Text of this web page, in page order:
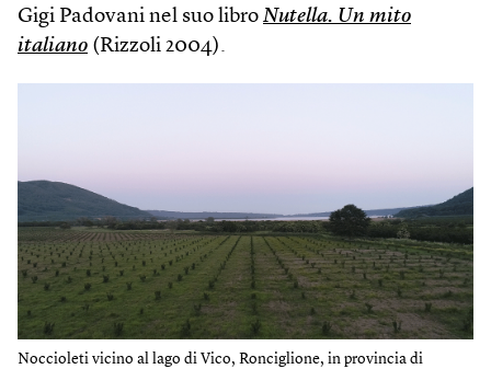
Gigi Padovani nel suo libro Nutella. Un mito
italiano (Rizzoli 2004).
Noccioleti vicino al lago di Vico, Ronciglione, in provincia di